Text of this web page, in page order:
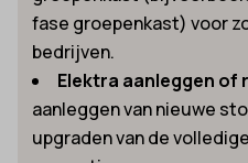
fase groepenkast) voor
bedrijven.
Elektra aanleggen of
aanleggen van nieuwe
upgraden van de